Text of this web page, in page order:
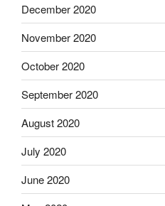
December 2020
November 2020
October 2020
September 2020
August 2020
July 2020
June 2020